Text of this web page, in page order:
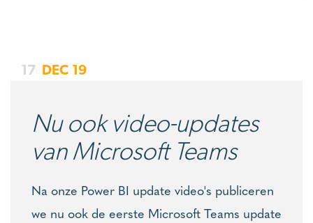
17 DEC 19
Nu ook video-updates
van Microsoft Teams
Na onze Power BI update video's publiceren
we nu ook de eerste Microsoft Teams update